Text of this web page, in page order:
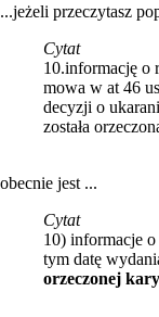
...jeżeli przeczytasz
Cytat
10.informację o
mowa w at 46
decyzji o
została
obecnie jest ...
Cytat
10) informacje
tym datę
orzeczonej